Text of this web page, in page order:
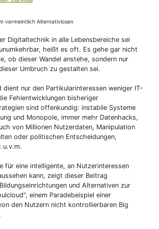
vermeintlich Alternativlosen
Digitaltechnik in alle Lebensbereiche sei
heißt es oft. Es gehe gar nicht
ob dieser Wandel anstehe, sondern nur
Umbruch zu gestalten sei.
dient nur den Partikularinteressen weniger IT-
Fehlentwicklungen bisheriger
sind offenkundig: instabile Systeme
und Monopole, immer mehr Datenhacks,
von Millionen Nutzerdaten, Manipulation
oder politischen Entscheidungen,
u.v.m.
für eine intelligente, an Nutzerinteressen
kann, zeigt dieser Beitrag
und Alternativen zur
einem Paradebeispiel einer
den Nutzern nicht kontrollierbaren Big